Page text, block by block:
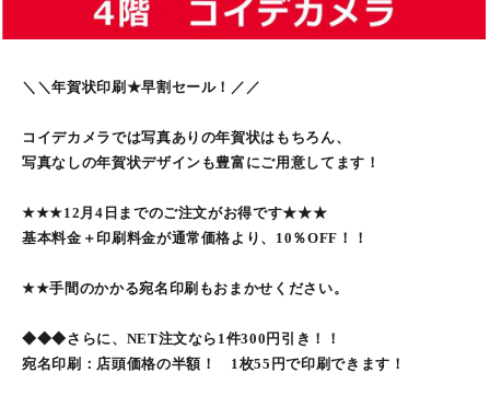
＼＼年賀状印刷★早割セール！／／
コイデカメラでは写真ありの年賀状はもちろん、
写真なしの年賀状デザインも豊富にご用意してます！
★★★12月4日までのご注文がお得です★★★
基本料金＋印刷料金が通常価格より、10％OFF！！
★★手間のかかる宛名印刷もおまかせください。
◆◆◆さらに、NET注文なら1件300円引き！！
宛名印刷：店頭価格の半額！ 1枚55円で印刷できます！